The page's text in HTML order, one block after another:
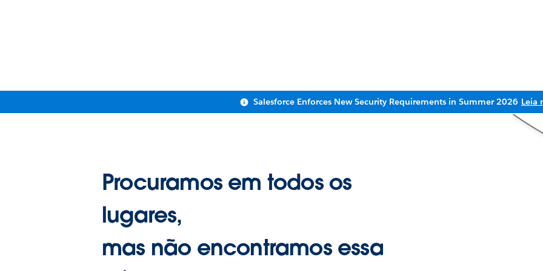
Salesforce Enforces New Security Requirements in Summer 2026 Leia
Procuramos em todos os
lugares,
mas não encontramos essa